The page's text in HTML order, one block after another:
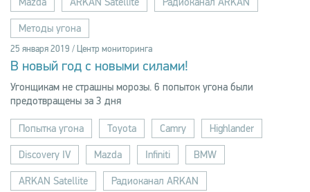
Методы угона
25 января 2019 / Центр мониторинга
В новый год с новыми силами!
Угонщикам не страшны морозы. 6 попыток угона были
предотвращены за 3 дня
Попытка угона Toyota Camry Highlander
Discovery IV Mazda Infiniti BMW
ARKAN Satellite Радиоканал ARKAN